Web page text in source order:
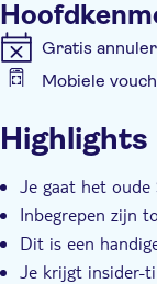
hoe de vroege
begraven liggen.
Wandel over het
fonteinen de
werd verdedigd
Loop langs La
bij het Castillo
vestingmuren,
Atlantische
Met een kleine
Gratis
Mobiele
Instant
Highlights
Je gaat het oude
Inbegrepen zijn
Dit is een
Je krijgt insider-